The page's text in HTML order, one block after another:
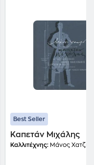
Best Seller
Καπετάν Μιχάλης
Καλλιτέχνης: Μάνος